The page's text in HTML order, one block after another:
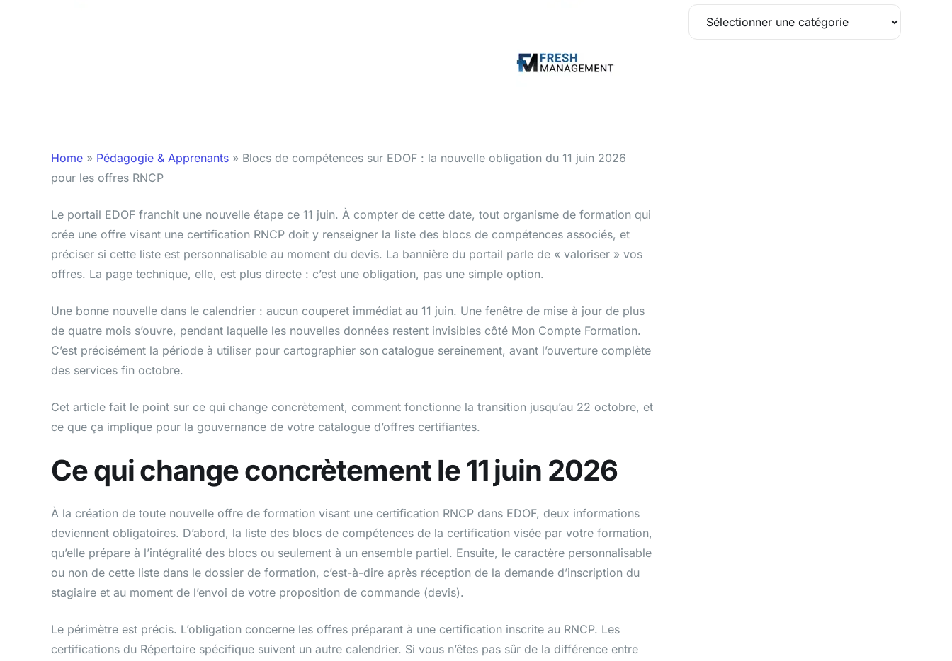
Home » Pédagogie & Apprenants » Blocs de compétences sur EDOF : la nouvelle obligation du 11 juin 2026
pour les offres RNCP
Le portail EDOF franchit une nouvelle étape ce 11 juin. À compter de cette date, tout organisme de formation qui
crée une offre visant une certification RNCP doit y renseigner la liste des blocs de compétences associés, et
préciser si cette liste est personnalisable au moment du devis. La bannière du portail parle de « valoriser » vos
offres. La page technique, elle, est plus directe : c’est une obligation, pas une simple option.
Une bonne nouvelle dans le calendrier : aucun couperet immédiat au 11 juin. Une fenêtre de mise à jour de plus
de quatre mois s’ouvre, pendant laquelle les nouvelles données restent invisibles côté Mon Compte Formation.
C’est précisément la période à utiliser pour cartographier son catalogue sereinement, avant l’ouverture complète
des services fin octobre.
Cet article fait le point sur ce qui change concrètement, comment fonctionne la transition jusqu’au 22 octobre, et
ce que ça implique pour la gouvernance de votre catalogue d’offres certifiantes.
Ce qui change concrètement le 11 juin 2026
À la création de toute nouvelle offre de formation visant une certification RNCP dans EDOF, deux informations
deviennent obligatoires. D’abord, la liste des blocs de compétences de la certification visée par votre formation,
qu’elle prépare à l’intégralité des blocs ou seulement à un ensemble partiel. Ensuite, le caractère personnalisable
ou non de cette liste dans le dossier de formation, c’est-à-dire après réception de la demande d’inscription du
stagiaire et au moment de l’envoi de votre proposition de commande (devis).
Le périmètre est précis. L’obligation concerne les offres préparant à une certification inscrite au RNCP. Les
certifications du Répertoire spécifique suivent un autre calendrier. Si vous n’êtes pas sûr de la différence entre